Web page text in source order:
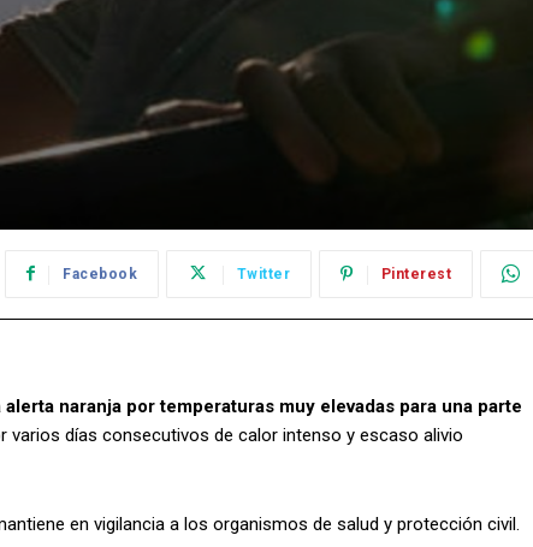
Facebook Twitter Pinterest
naranja por temperaturas muy elevadas para una parte
varios días consecutivos de calor intenso y escaso alivio
en vigilancia a los organismos de salud y protección civil.